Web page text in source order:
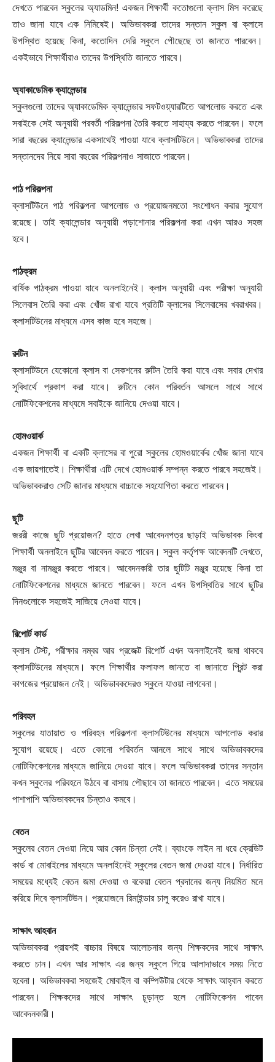
দেখতে পারবেন স্কুলের অ্যাডমিন! একজন শিক্ষার্থী কতোগুলো ক্লাস মিস করেছে
তাও জানা যাবে এক নিমিষেই। অভিভাবকরা তাদের সন্তান স্কুল বা ক্লাসে
উপস্থিত হয়েছে কিনা, কতোদিন দেরি স্কুলে পৌছেছে তা জানতে পারবেন।
একইভাবে শিক্ষার্থীরাও তাদের উপস্থিতি জানতে পারবে।
অ্যাকাডেমিক ক্যালেন্ডার
স্কুলগুলো তাদের অ্যাকাডেমিক ক্যালেন্ডার সফটওয়্যারটিতে আপলোড করতে এবং
সবাইকে সেই অনুযায়ী পরবর্তী পরিকল্পনা তৈরি করতে সাহায্য করতে পারবেন। ফলে
সারা বছরের ক্যালেন্ডার একসাথেই পাওয়া যাবে ক্লাসটিউনে। অভিভাবকরা তাদের
সন্তানদের নিয়ে সারা বছরের পরিকল্পনাও সাজাতে পারবেন।
পাঠ পরিকল্পনা
ক্লাসটিউনে পাঠ পরিকল্পনা আপলোড ও প্রয়োজনমতো সংশোধন করার সুযোগ
রয়েছে। তাই ক্যালেন্ডার অনুযায়ী পড়াশোনার পরিকল্পনা করা এখন আরও সহজ
হবে।
পাঠক্রম
বার্ষিক পাঠক্রম পাওয়া যাবে অনলাইনেই। ক্লাস অনুযায়ী এবং পরীক্ষা অনুযায়ী
সিলেবাস তৈরি করা এবং খোঁজ রাখা যাবে প্রতিটি ক্লাসের সিলেবাসের খবরাখবর।
ক্লাসটিউনের মাধ্যমে এসব কাজ হবে সহজে।
রুটিন
ক্লাসটিউনে যেকোনো ক্লাস বা সেকশনের রুটিন তৈরি করা যাবে এবং সবার দেখার
সুবিধার্থে প্রকাশ করা যাবে। রুটিনে কোন পরিবর্তন আসলে সাথে সাথে
নোটিফিকেশনের মাধ্যমে সবাইকে জানিয়ে দেওয়া যাবে।
হোমওয়ার্ক
একজন শিক্ষার্থী বা একটি ক্লাসের বা পুরো স্কুলের হোমওয়ার্কের খোঁজ জানা যাবে
এক জায়গাতেই। শিক্ষার্থীরা এটি দেখে হোমওয়ার্ক সম্পন্ন করতে পারবে সহজেই।
অভিভাবকরাও সেটি জানার মাধ্যমে বাচ্চাকে সহযোগিতা করতে পারবেন।
ছুটি
জররী কাজে ছুটি প্রয়োজন? হাতে লেখা আবেদনপত্র ছাড়াই অভিভাবক কিংবা
শিক্ষার্থী অনলাইনে ছুটির আবেদন করতে পারেন। স্কুল কর্তৃপক্ষ আবেদনটি দেখতে,
মঞ্জুর বা নামঞ্জুর করতে পারবে। আবেদনকারী তার ছুটিটি মঞ্জুর হয়েছে কিনা তা
নোটিফিকেশনের মাধ্যমে জানতে পারবেন। ফলে এখন উপস্থিতির সাথে ছুটির
দিনগুলোকে সহজেই সাজিয়ে নেওয়া যাবে।
রিপোর্ট কার্ড
ক্লাস টেস্ট, পরীক্ষার নম্বর আর প্রজেক্ট রিপোর্ট এখন অনলাইনেই জমা থাকবে
ক্লাসটিউনের মাধ্যমে। ফলে শিক্ষার্থীর ফলাফল জানতে বা জানাতে প্রিন্ট করা
কাগজের প্রয়োজন নেই। অভিভাবকদেরও স্কুলে যাওয়া লাগবেনা।
পরিবহন
স্কুলের যাতায়াত ও পরিবহন পরিকল্পনা ক্লাসটিউনের মাধ্যমে আপলোড করার
সুযোগ রয়েছে। এতে কোনো পরিবর্তন আনলে সাথে সাথে অভিভাবকদের
নোটিফিকেশনের মাধ্যমে জানিয়ে দেওয়া যাবে। ফলে অভিভাবকরা তাদের সন্তান
কখন স্কুলের পরিবহনে উঠবে বা বাসায় পৌছাবে তা জানতে পারবেন। এতে সময়ের
পাশাপাশি অভিভাবকদের চিন্তাও কমবে।
বেতন
স্কুলের বেতন দেওয়া নিয়ে আর কোন চিন্তা নেই। ব্যাংকে লাইন না ধরে ক্রেডিট
কার্ড বা মোবাইলের মাধ্যমে অনলাইনেই স্কুলের বেতন জমা দেওয়া যাবে। নির্ধারিত
সময়ের মধ্যেই বেতন জমা দেওয়া ও বকেয়া বেতন প্রদানের জন্য নিয়মিত মনে
করিয়ে দিবে ক্লাসটিউন। প্রয়োজনে রিমাইন্ডার চালু করেও রাখা যাবে।
সাক্ষাৎ আহবান
অভিভাবকরা প্রায়শই বাচ্চার বিষয়ে আলোচনার জন্য শিক্ষকদের সাথে সাক্ষাৎ
করতে চান। এখন আর সাক্ষাৎ এর জন্য স্কুলে গিয়ে আলাদাভাবে সময় নিতে
হবেনা। অভিভাবকরা সহজেই মোবাইল বা কম্পিউটার থেকে সাক্ষাৎ আহ্বান করতে
পারবেন। শিক্ষকদের সাথে সাক্ষাৎ চূড়ান্ত হলে নোটিফিকেশন পাবেন
আবেদনকারী।